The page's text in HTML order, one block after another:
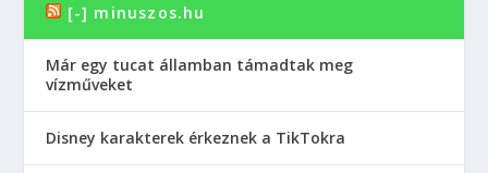
[-] minuszos.hu
Már egy tucat államban támadtak meg
vízműveket
Disney karakterek érkeznek a TikTokra